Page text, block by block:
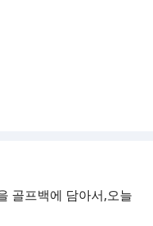
골프백에 담아서,오늘